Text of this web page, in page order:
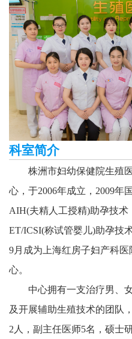
科室简介
株洲市妇幼保健院生殖
心，于2006年成立，2009年
AIH(夫精人工授精)助孕技术
ET/ICSI(称试管婴儿)助孕技
9月成为上海红房子妇产科
心。
中心拥有一支治疗男、
及开展辅助生殖技术的团队
2人，副主任医师5名，硕士